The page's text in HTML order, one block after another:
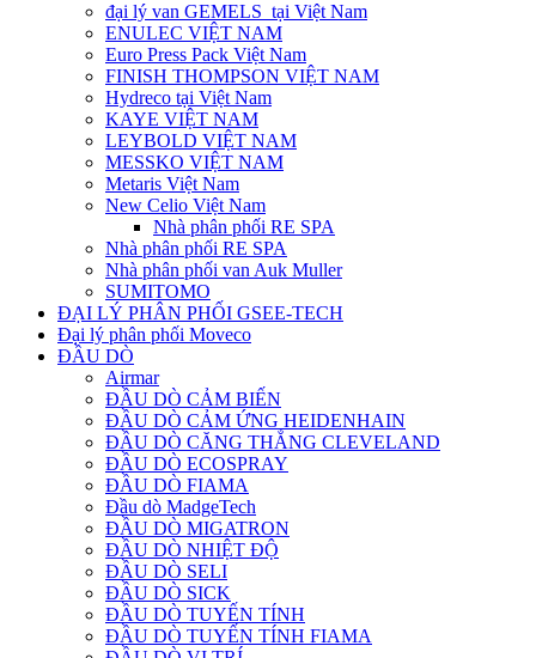
đại lý van GEMELS tại Việt Nam
ENULEC VIỆT NAM
Euro Press Pack Việt Nam
FINISH THOMPSON VIỆT NAM
Hydreco tại Việt Nam
KAYE VIỆT NAM
LEYBOLD VIỆT NAM
MESSKO VIỆT NAM
Metaris Việt Nam
New Celio Việt Nam
Nhà phân phối RE SPA
Nhà phân phối RE SPA
Nhà phân phối van Auk Muller
SUMITOMO
ĐẠI LÝ PHÂN PHỐI GSEE-TECH
Đại lý phân phối Moveco
ĐẦU DÒ
Airmar
ĐẦU DÒ CẢM BIẾN
ĐẦU DÒ CẢM ỨNG HEIDENHAIN
ĐẦU DÒ CĂNG THẲNG CLEVELAND
ĐẦU DÒ ECOSPRAY
ĐẦU DÒ FIAMA
Đầu dò MadgeTech
ĐẦU DÒ MIGATRON
ĐẦU DÒ NHIỆT ĐỘ
ĐẦU DÒ SELI
ĐẦU DÒ SICK
ĐẦU DÒ TUYẾN TÍNH
ĐẦU DÒ TUYẾN TÍNH FIAMA